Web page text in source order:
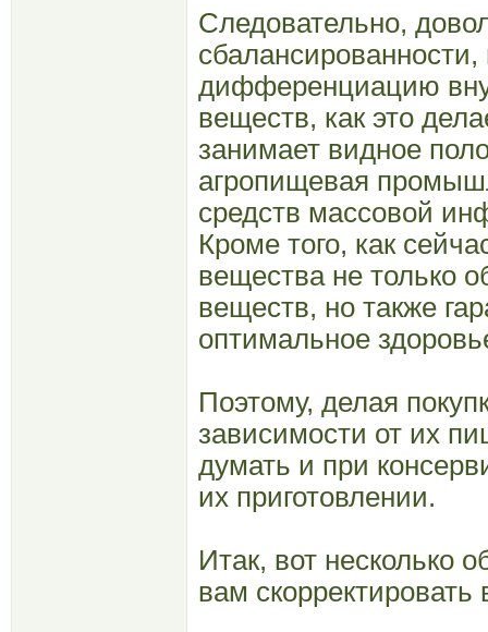
Следовательно,
дифференциацию
веществ, как это
занимает видное
агропищевая
средств массовой
Кроме того, как
вещества не только
веществ, но также
оптимальное
Поэтому, делая
зависимости от их
думать и при
их приготовлении.
Итак, вот несколько
вам